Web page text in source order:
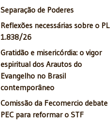
Separação de Poderes
Reflexões necessárias sobre o PL
1.838/26
Gratidão e misericórdia: o vigor
espiritual dos Arautos do
Evangelho no Brasil
contemporâneo
Comissão da Fecomercio debate
PEC para reformar o STF